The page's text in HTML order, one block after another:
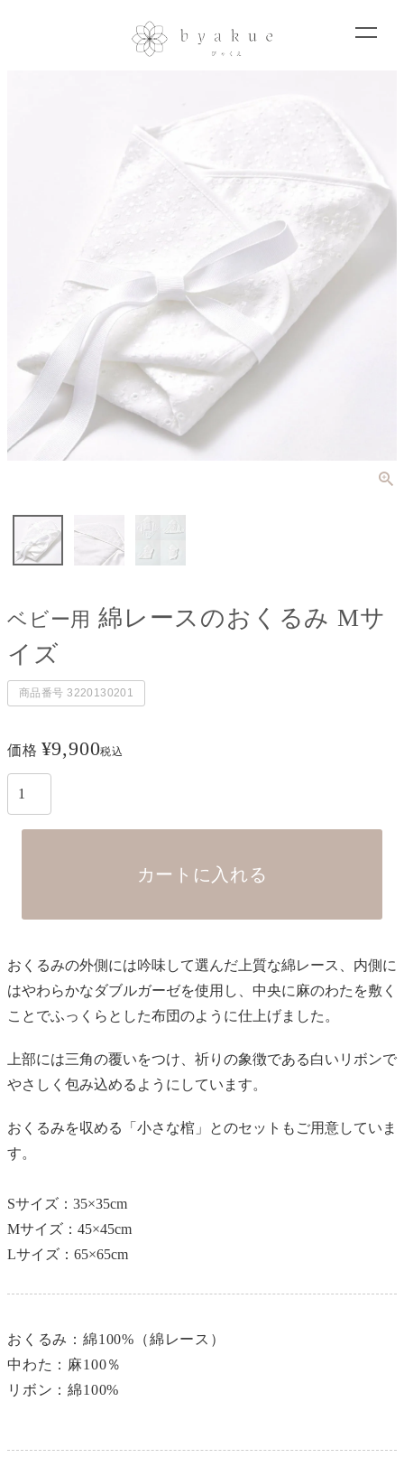
ベビー用 綿レースのおくるみ Mサ
イズ
商品番号 3220130201
価格 ¥9,900税込
カートに入れる
おくるみの外側には吟味して選んだ上質な綿レース、内側に
はやわらかなダブルガーゼを使用し、中央に麻のわたを敷く
ことでふっくらとした布団のように仕上げました。
上部には三角の覆いをつけ、祈りの象徴である白いリボンで
やさしく包み込めるようにしています。
おくるみを収める「小さな棺」とのセットもご用意していま
す。
Sサイズ：35×35cm
Mサイズ：45×45cm
Lサイズ：65×65cm
おくるみ：綿100%（綿レース）
中わた：麻100％
リボン：綿100%